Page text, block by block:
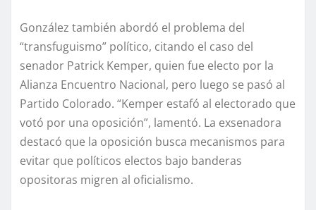
González también abordó el problema del
“transfuguismo” político, citando el caso del
senador Patrick Kemper, quien fue electo por la
Alianza Encuentro Nacional, pero luego se pasó al
Partido Colorado. “Kemper estafó al electorado que
votó por una oposición”, lamentó. La exsenadora
destacó que la oposición busca mecanismos para
evitar que políticos electos bajo banderas
opositoras migren al oficialismo.